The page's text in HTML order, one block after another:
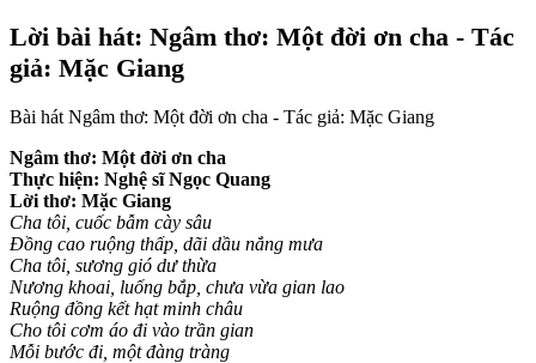
Lời bài hát: Ngâm thơ: Một đời ơn cha - Tác
giả: Mặc Giang
Bài hát Ngâm thơ: Một đời ơn cha - Tác giả: Mặc Giang
Ngâm thơ: Một đời ơn cha
Thực hiện: Nghệ sĩ Ngọc Quang
Lời thơ: Mặc Giang
Cha tôi, cuốc bẫm cày sâu
Đồng cao ruộng thấp, dãi dầu nắng mưa
Cha tôi, sương gió dư thừa
Nương khoai, luống bắp, chưa vừa gian lao
Ruộng đồng kết hạt minh châu
Cho tôi cơm áo đi vào trần gian
Mỗi bước đi, một đàng tràng